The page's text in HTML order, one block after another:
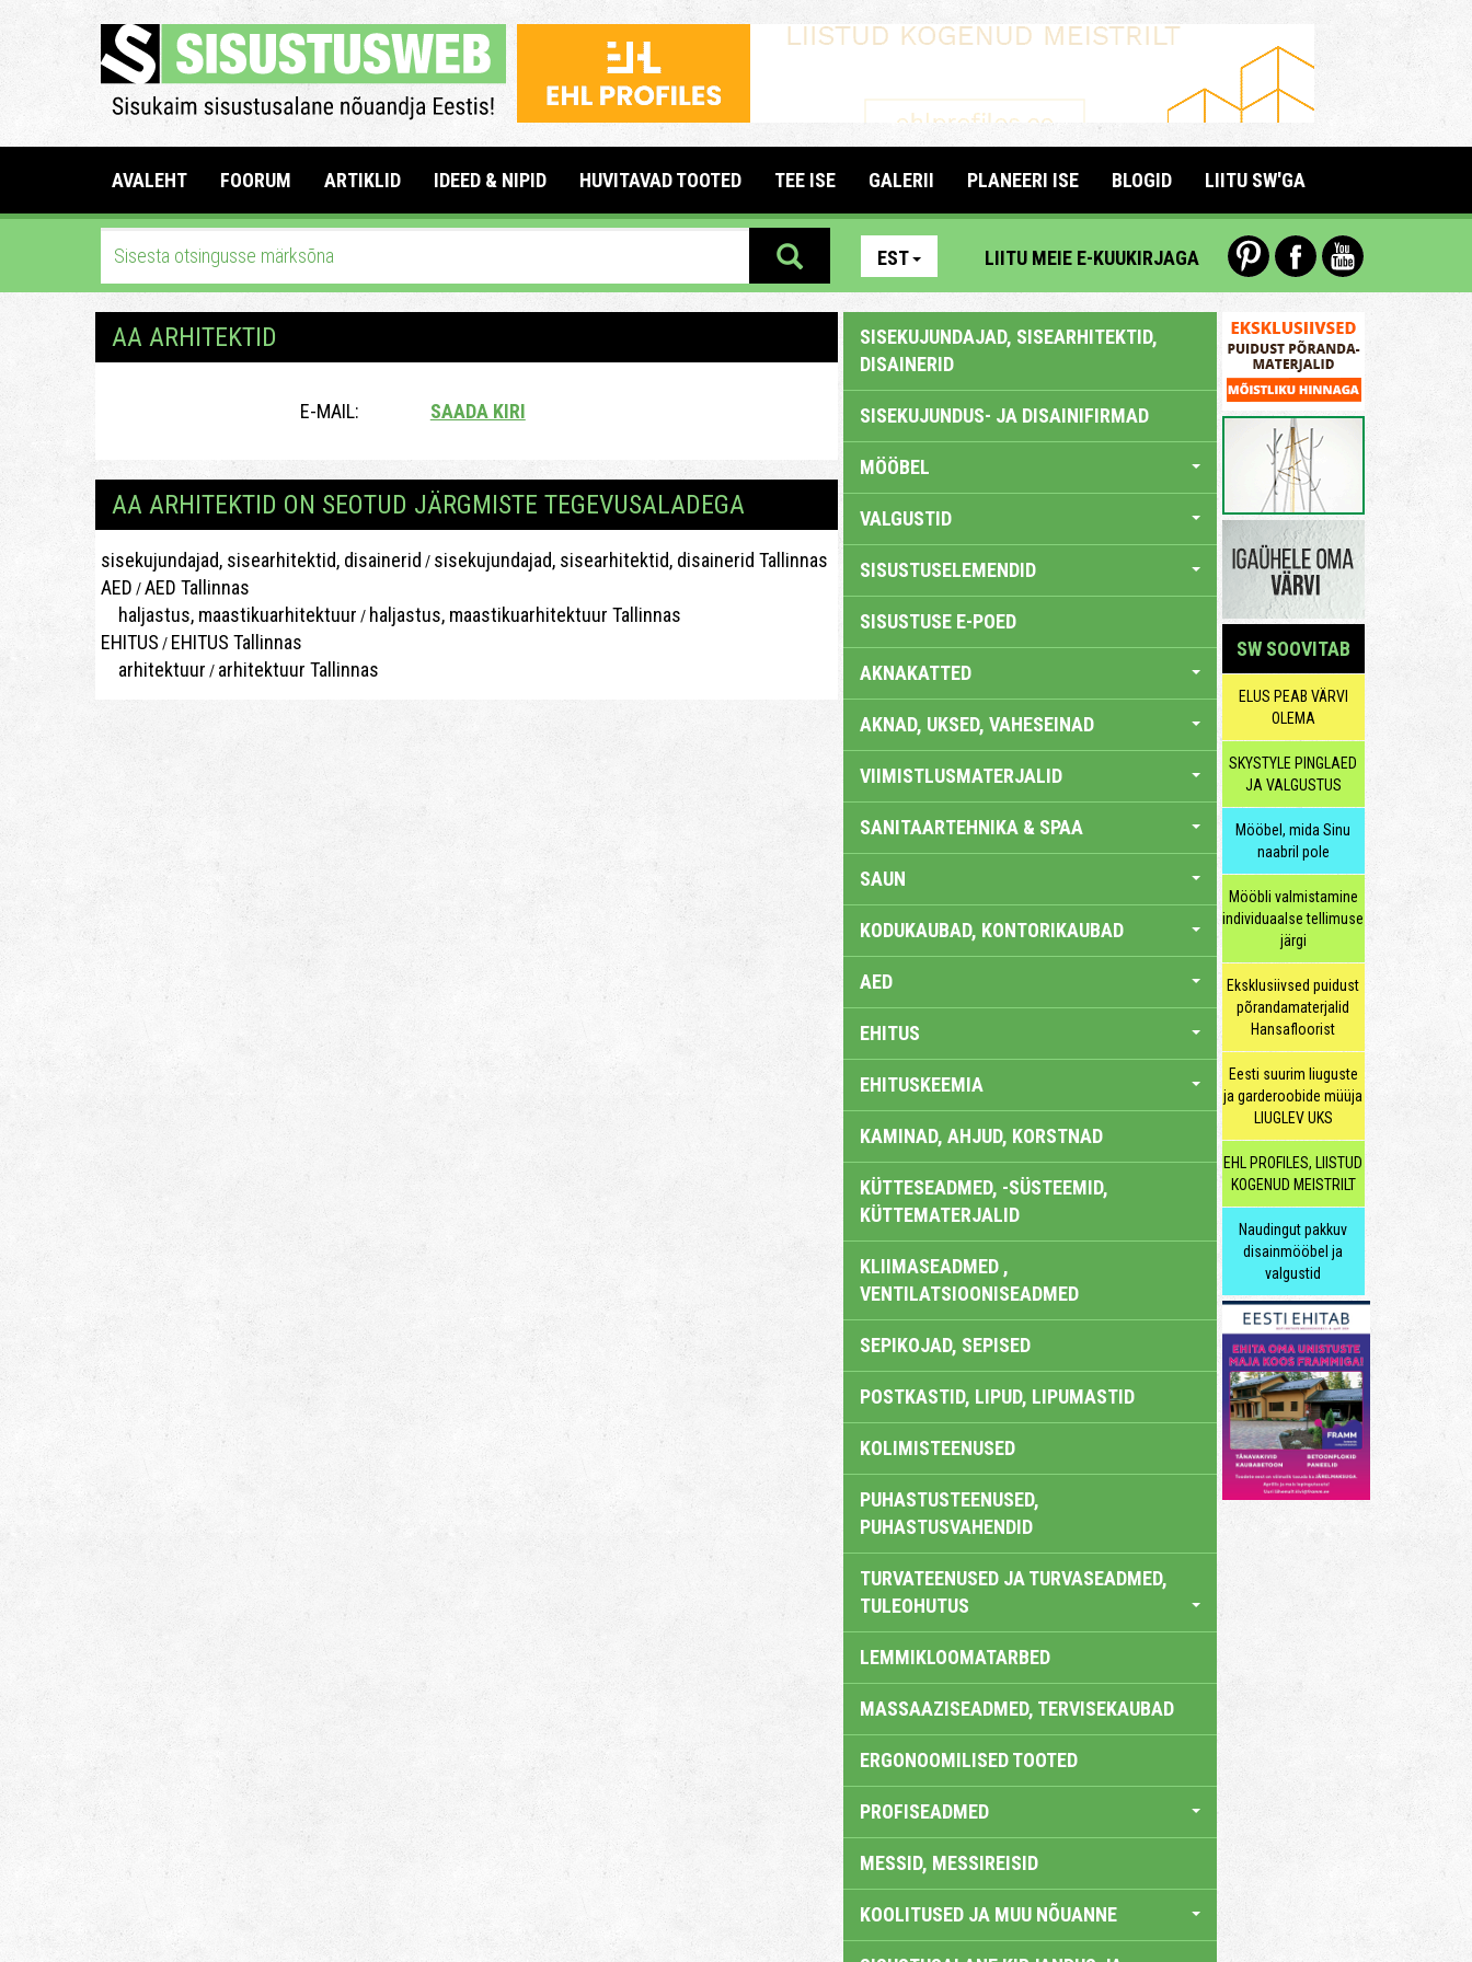
AVALEHT FOORUM ARTIKLID IDEED & NIPID HUVITAVAD TOOTED TEE ISE GALERII PLANEERI ISE BLOGID LIITU SW'GA
EST LIITU MEIE E-KUUKIRJAGA
AA ARHITEKTID
E-MAIL: SAADA KIRI
AA ARHITEKTID ON SEOTUD JÄRGMISTE TEGEVUSALADEGA
sisekujundajad, sisearhitektid, disainerid / sisekujundajad, sisearhitektid, disainerid Tallinnas
AED /AED Tallinnas
haljastus, maastikuarhitektuur / haljastus, maastikuarhitektuur Tallinnas
EHITUS / EHITUS Tallinnas
arhitektuur / arhitektuur Tallinnas
SISEKUJUNDAJAD, SISEARHITEKTID,
DISAINERID
SISEKUJUNDUS- JA DISAINIFIRMAD
MÖÖBEL
VALGUSTID
SISUSTUSELEMENDID
SISUSTUSE E-POED
AKNAKATTED
AKNAD, UKSED, VAHESEINAD
VIIMISTLUSMATERJALID
SANITAARTEHNIKA & SPAA
SAUN
KODUKAUBAD, KONTORIKAUBAD
AED
EHITUS
EHITUSKEEMIA
KAMINAD, AHJUD, KORSTNAD
KÜTTESEADMED, -SÜSTEEMID,
KÜTTEMATERJALID
KLIIMASEADMED ,
VENTILATSIOONISEADMED
SEPIKOJAD, SEPISED
POSTKASTID, LIPUD, LIPUMASTID
KOLIMISTEENUSED
PUHASTUSTEENUSED,
PUHASTUSVAHENDID
TURVATEENUSED JA TURVASEADMED,
TULEOHUTUS
LEMMIKLOOMATARBED
MASSAAZISEADMED, TERVISEKAUBAD
ERGONOOMILISED TOOTED
PROFISEADMED
MESSID, MESSIREISID
KOOLITUSED JA MUU NÕUANNE
SW SOOVITAB
ELUS PEAB VÄRVI
OLEMA
SKYSTYLE PINGLAED
JA VALGUSTUS
Mööbel, mida Sinu
naabril pole
Mööbli valmistamine
individuaalse tellimuse
järgi
Eksklusiivsed puidust
põrandamaterjalid
Hansafloorist
Eesti suurim liuguste
ja garderoobide müüja
LIUGLEV UKS
EHL PROFILES, LIISTUD
KOGENUD MEISTRILT
Naudingut pakkuv
disainmööbel ja
valgustid